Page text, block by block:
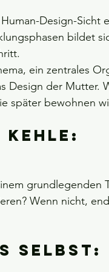
Design-Sicht
bildet
ein zentrales
Design der Mutter.
später bewohnen
Kehle:
grundlegenden
Wenn nicht,
Selbst: